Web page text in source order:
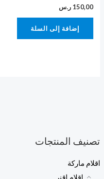
تصنيف المنتجات
اقلام ماركة
150,00 ر.س
إضافة إلى السلة